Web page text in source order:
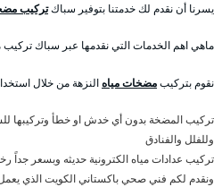
يسرنا أن نقدم لك خدمتنا بتوفير سباكتركيب
ماهي اهم الخدمات التي نقدمها عبر سباك
نقوم بتركيبمضخات مياهالنزهة من خلال
تركيب المضخة بدون أي خدش او خطأ وتركيبها
وللفلل والفنادق
تركيب عدادات مياه الكترونية حديثه وبسعر جداً
ونقدم لكم فني صحي باكستاني الكويت الذي